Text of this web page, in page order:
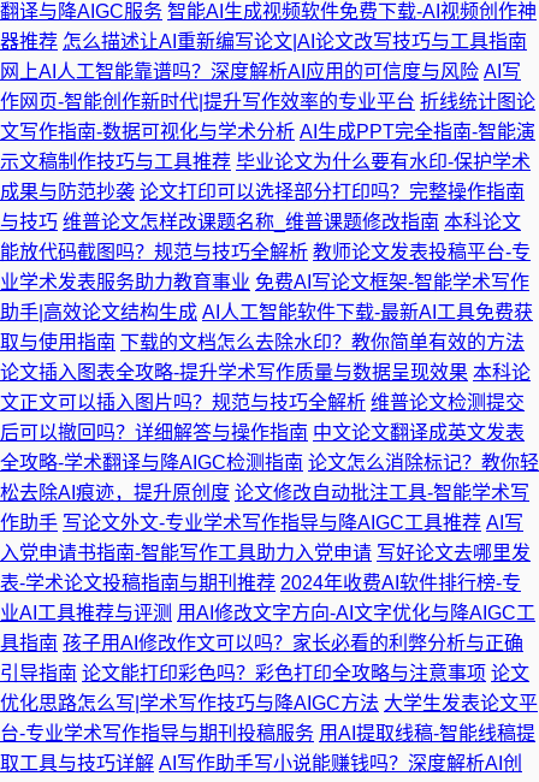
翻译与降AIGC服务 智能AI生成视频软件免费下载-AI视频创作神
器推荐 怎么描述让AI重新编写论文|AI论文改写技巧与工具指南
网上AI人工智能靠谱吗？深度解析AI应用的可信度与风险 AI写
作网页-智能创作新时代|提升写作效率的专业平台 折线统计图论
文写作指南-数据可视化与学术分析 AI生成PPT完全指南-智能演
示文稿制作技巧与工具推荐 毕业论文为什么要有水印-保护学术
成果与防范抄袭 论文打印可以选择部分打印吗？完整操作指南
与技巧 维普论文怎样改课题名称_维普课题修改指南 本科论文
能放代码截图吗？规范与技巧全解析 教师论文发表投稿平台-专
业学术发表服务助力教育事业 免费AI写论文框架-智能学术写作
助手|高效论文结构生成 AI人工智能软件下载-最新AI工具免费获
取与使用指南 下载的文档怎么去除水印？教你简单有效的方法
论文插入图表全攻略-提升学术写作质量与数据呈现效果 本科论
文正文可以插入图片吗？规范与技巧全解析 维普论文检测提交
后可以撤回吗？详细解答与操作指南 中文论文翻译成英文发表
全攻略-学术翻译与降AIGC检测指南 论文怎么消除标记？教你轻
松去除AI痕迹，提升原创度 论文修改自动批注工具-智能学术写
作助手 写论文外文-专业学术写作指导与降AIGC工具推荐 AI写
入党申请书指南-智能写作工具助力入党申请 写好论文去哪里发
表-学术论文投稿指南与期刊推荐 2024年收费AI软件排行榜-专
业AI工具推荐与评测 用AI修改文字方向-AI文字优化与降AIGC工
具指南 孩子用AI修改作文可以吗？家长必看的利弊分析与正确
引导指南 论文能打印彩色吗？彩色打印全攻略与注意事项 论文
优化思路怎么写|学术写作技巧与降AIGC方法 大学生发表论文平
台-专业学术写作指导与期刊投稿服务 用AI提取线稿-智能线稿提
取工具与技巧详解 AI写作助手写小说能赚钱吗？深度解析AI创